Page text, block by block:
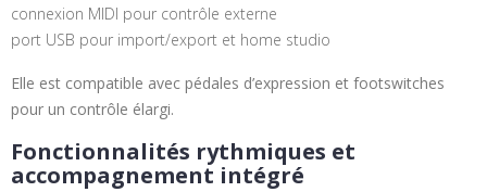
connexion MIDI pour contrôle externe
port USB pour import/export et home studio
Elle est compatible avec pédales d’expression et footswitches
pour un contrôle élargi.
Fonctionnalités rythmiques et
accompagnement intégré